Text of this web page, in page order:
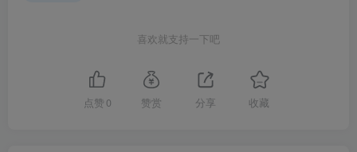
喜欢就支持一下吧
点赞 0 赞赏 分享 收藏